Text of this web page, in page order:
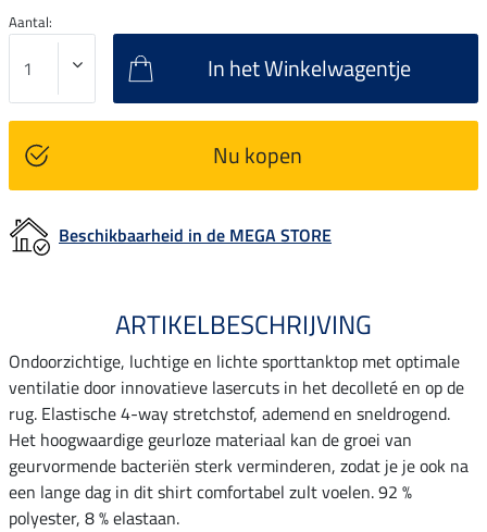
Aantal:
In het Winkelwagentje
Nu kopen
Beschikbaarheid in de MEGA STORE
ARTIKELBESCHRIJVING
Ondoorzichtige, luchtige en lichte sporttanktop met optimale
ventilatie door innovatieve lasercuts in het decolleté en op de
rug. Elastische 4-way stretchstof, ademend en sneldrogend.
Het hoogwaardige geurloze materiaal kan de groei van
geurvormende bacteriën sterk verminderen, zodat je je ook na
een lange dag in dit shirt comfortabel zult voelen. 92 %
polyester, 8 % elastaan.